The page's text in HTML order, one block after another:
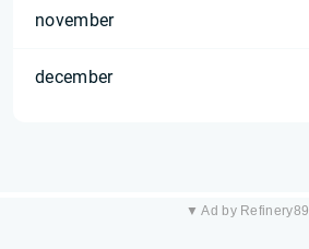
november
december
▼ Ad by Refinery89